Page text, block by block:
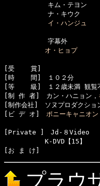
　　　キム・テヨン　
　　　ナ・キウク　　
イ・ハンジュ
→
      　　　字幕外
オ・ヒョプ
[受    賞]
[時    間]　１０２分
[等    級]　１２歳未満 観覧
[制 作 者]　カン・ハニョン，
[制作会社]　ソヌプロダク
[ビ デ オ] ポニーキャニオン
[Private ]　Jd-８Video
  　　　　　K-DVD【15】
プラウ